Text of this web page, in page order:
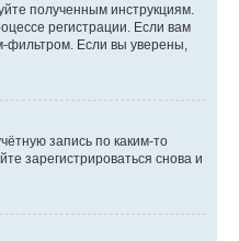
полученным инструкциям.
регистрации. Если вам
фильтром. Если вы уверены,
запись по каким-то
зарегистрироваться снова и